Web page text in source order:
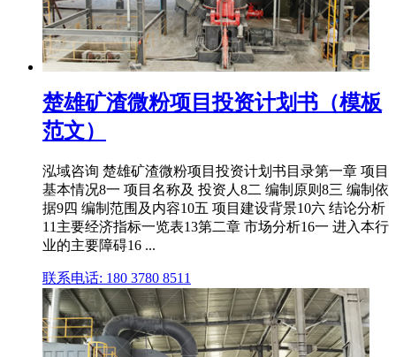
楚雄矿渣微粉项目投资计划书（模板
范文）
泓域咨询 楚雄矿渣微粉项目投资计划书目录第一章 项目
基本情况8一 项目名称及 投资人8二 编制原则8三 编制依
据9四 编制范围及内容10五 项目建设背景10六 结论分析
11主要经济指标一览表13第二章 市场分析16一 进入本行
业的主要障碍16 ...
联系电话: 180 3780 8511